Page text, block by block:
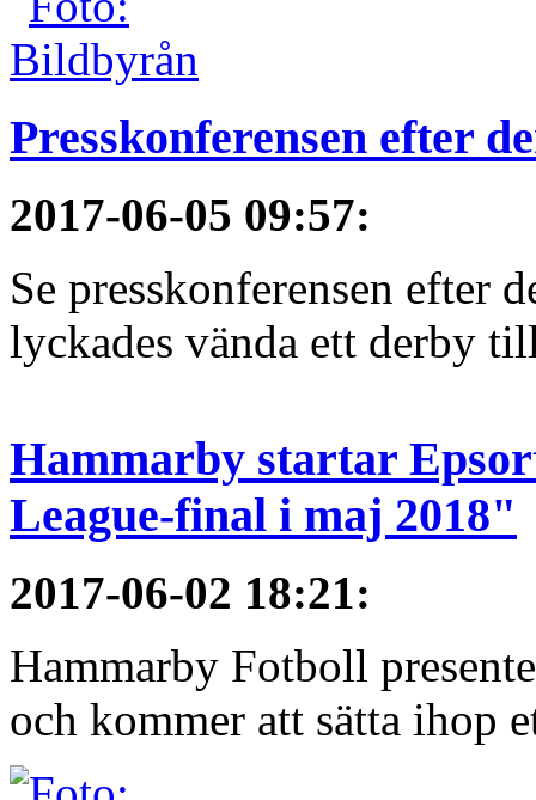
Presskonferensen efter
2017-06-05 09:57:
Se presskonferensen efter
lyckades vända ett derby
Hammarby startar
League-final i maj 2018"
2017-06-02 18:21:
Hammarby Fotboll
och kommer att sätta ihop